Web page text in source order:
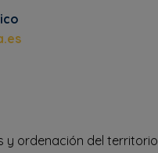
y ordenación del territorio